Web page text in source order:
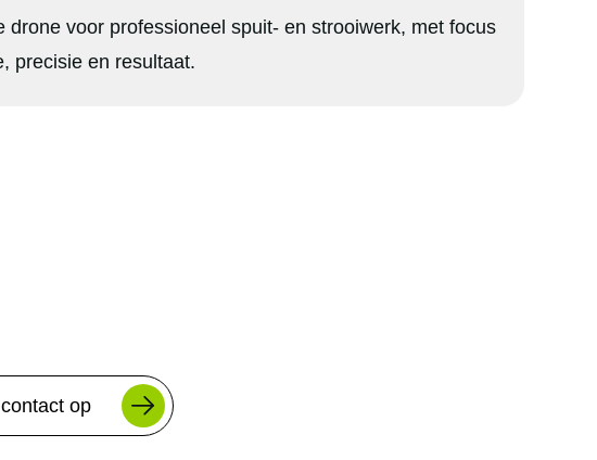
drone voor professioneel spuit- en strooiwerk, met focus
precisie en resultaat.
op